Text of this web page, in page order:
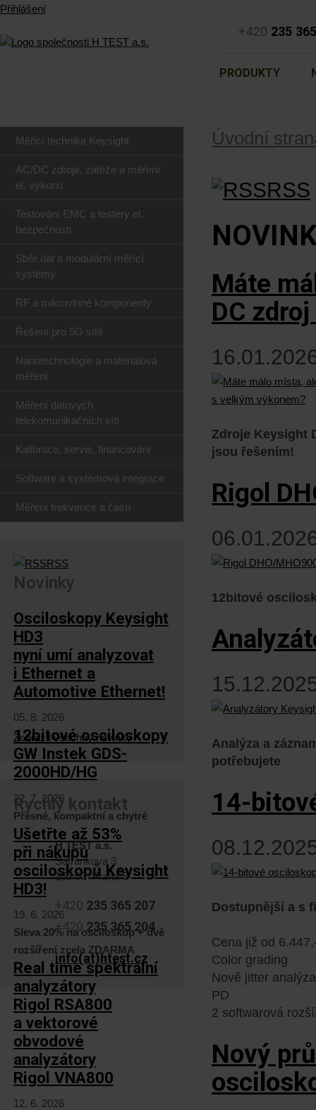
+420 235
PRODUKTY
Přihlášení
Úvodní
RSS
Máte
DC
Zdroje Keysight
jsou řešením!
Rigol
12bitové
Analýza a
potřebujete
14-
Dostupnější a s
Cena již od
Color grading
Nově jitter
PD
2 softwarová
Nový
Měřicí technika Keysight
AC/DC zdroje, zátěže a měření
el. výkonu
Testování EMC a testery el.
bezpečnosti
Sběr dat a modulární měřící
systémy
RF a mikrovlnné komponenty
Řešení pro 5G sítě
Nanotechnologie a materiálová
měření
Měření datových
telekomunikačních sítí
Kalibrace, servis, financování
Software a systémová integrace
Měření frekvence a času
RSS
Novinky
Osciloskopy Keysight
HD3
nyní umí analyzovat
i Ethernet a
Automotive Ethernet!
05. 8. 2026
12bitové osciloskopy
GW Instek GDS-
2000HD/HG
22. 7. 2026
Přesné, kompaktní a chytré
Ušetřte až 53%
při nákupu
osciloskopů Keysight
HD3!
19. 6. 2026
Sleva 20% na osciloskop + dvě
rozšíření zcela ZDARMA
Real time spektrální
analyzátory
Rigol RSA800
a vektorové
obvodové
analyzátory
Rigol VNA800
12. 6. 2026
Zobrazit všechny novinky
Rychlý kontakt
H TEST a.s.
Šafránkova 3
155 00 Praha 5
+420 235 365 207
+420 235 365 204
info(at)htest.cz